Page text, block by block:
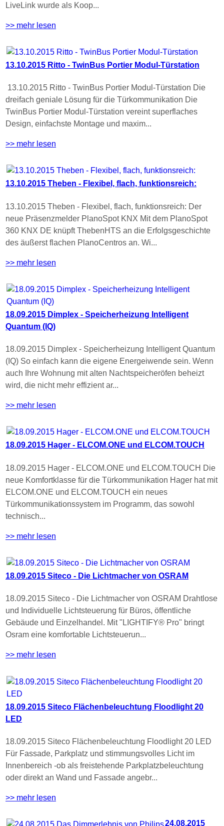
LiveLink wurde als Koop...
>> mehr lesen
13.10.2015 Ritto - TwinBus Portier Modul-Türstation
13.10.2015 Ritto - TwinBus Portier Modul-Türstation Die
dreifach geniale Lösung für die Türkommunikation Die
TwinBus Portier Modul-Türstation vereint superflaches
Design, einfachste Montage und maxim...
>> mehr lesen
13.10.2015 Theben - Flexibel, flach, funktionsreich:
13.10.2015 Theben - Flexibel, flach, funktionsreich: Der
neue Präsenzmelder PlanoSpot KNX Mit dem PlanoSpot
360 KNX DE knüpft ThebenHTS an die Erfolgsgeschichte
des äußerst flachen PlanoCentros an. Wi...
>> mehr lesen
18.09.2015 Dimplex - Speicherheizung Intelligent
Quantum (IQ)
18.09.2015 Dimplex - Speicherheizung Intelligent Quantum
(IQ) So einfach kann die eigene Energeiwende sein. Wenn
auch Ihre Wohnung mit alten Nachtspeicheröfen beheizt
wird, die nicht mehr effizient ar...
>> mehr lesen
18.09.2015 Hager - ELCOM.ONE und ELCOM.TOUCH
18.09.2015 Hager - ELCOM.ONE und ELCOM.TOUCH Die
neue Komfortklasse für die Türkommunikation Hager hat mit
ELCOM.ONE und ELCOM.TOUCH ein neues
Türkommunikationssystem im Programm, das sowohl
technisch...
>> mehr lesen
18.09.2015 Siteco - Die Lichtmacher von OSRAM
18.09.2015 Siteco - Die Lichtmacher von OSRAM Drahtlose
und Individuelle Lichtsteuerung für Büros, öffentliche
Gebäude und Einzelhandel. Mit "LIGHTIFY® Pro" bringt
Osram eine komfortable Lichtsteuerun...
>> mehr lesen
18.09.2015 Siteco Flächenbeleuchtung Floodlight 20
LED
18.09.2015 Siteco Flächenbeleuchtung Floodlight 20 LED
Für Fassade, Parkplatz und stimmungsvolles Licht im
Innenbereich -ob als freistehende Parkplatzbeleuchtung
oder direkt an Wand und Fassade angebr...
>> mehr lesen
24.08.2015